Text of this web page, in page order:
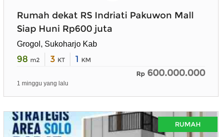
Rumah dekat RS Indriati Pakuwon Mall
Siap Huni Rp600 juta
Grogol, Sukoharjo Kab
98 m2 3 KT 1 KM
Rp 600.000.000
1 minggu yang lalu
RUMAH